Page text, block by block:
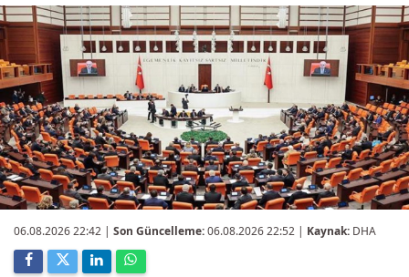
06.08.2026 22:42 | Son Güncelleme:06.08.2026 22:52 | Kaynak: DHA